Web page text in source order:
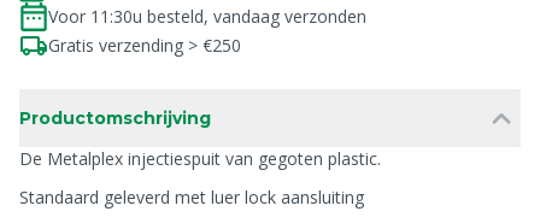
Voor 11:30u besteld, vandaag verzonden
Gratis verzending > €250
Productomschrijving
De Metalplex injectiespuit van gegoten plastic.
Standaard geleverd met luer lock aansluiting